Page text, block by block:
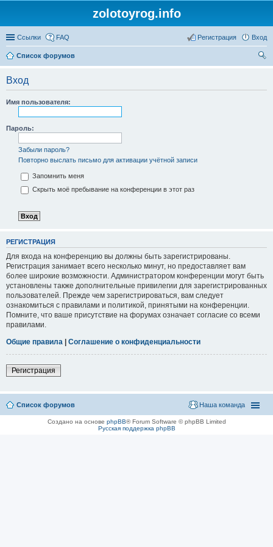
zolotoyrog.info
Ссылки FAQ Вход
Регистрация
Список форумов
Вход
Имя пользователя:
Пароль:
Забыли пароль?
Повторно выслать письмо для активации учётной записи
Запомнить меня
Скрыть моё пребывание на конференции в этот раз
РЕГИСТРАЦИЯ
Для входа на конференцию вы должны быть зарегистрированы.
Регистрация занимает всего несколько минут, но предоставляет вам
более широкие возможности. Администратором конференции могут быть
установлены также дополнительные привилегии для зарегистрированных
пользователей. Прежде чем зарегистрироваться, вам следует
ознакомиться с правилами и политикой, принятыми на конференции.
Помните, что ваше присутствие на форумах означает согласие со всеми
правилами.
Общие правила | Соглашение о конфиденциальности
Регистрация
Список форумов Наша команда
Создано на основе phpBB® Forum Software © phpBB Limited
Русская поддержка phpBB